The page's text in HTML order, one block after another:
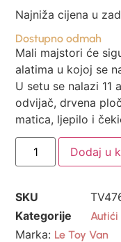
Najniža cijena u
Dostupno odmah
Mali majstori će
alatima u kojoj se
U setu se nalazi 11
odvijač, drvena
matica, ljepilo i
Dodaj u
SKU
Kategorije
Marka: Le Toy Van